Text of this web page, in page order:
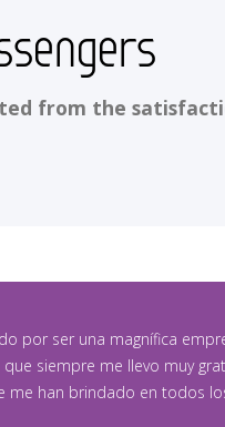
from the
por ser una magnífica
que siempre me llevo muy
me han brindado en todos